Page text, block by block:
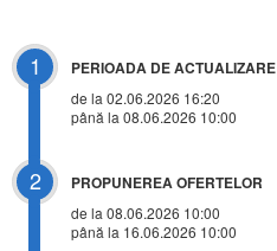
1 PERIOADA DE ACTUALIZARE
de la 02.06.2026 16:20
până la 08.06.2026 10:00
2 PROPUNEREA OFERTELOR
de la 08.06.2026 10:00
până la 16.06.2026 10:00